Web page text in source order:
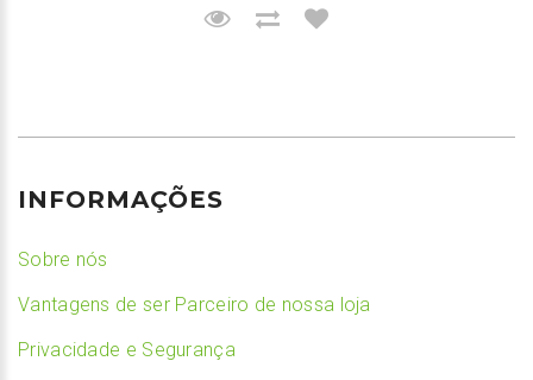
INFORMAÇÕES
Sobre nós
Vantagens de ser Parceiro de nossa loja
Privacidade e Segurança